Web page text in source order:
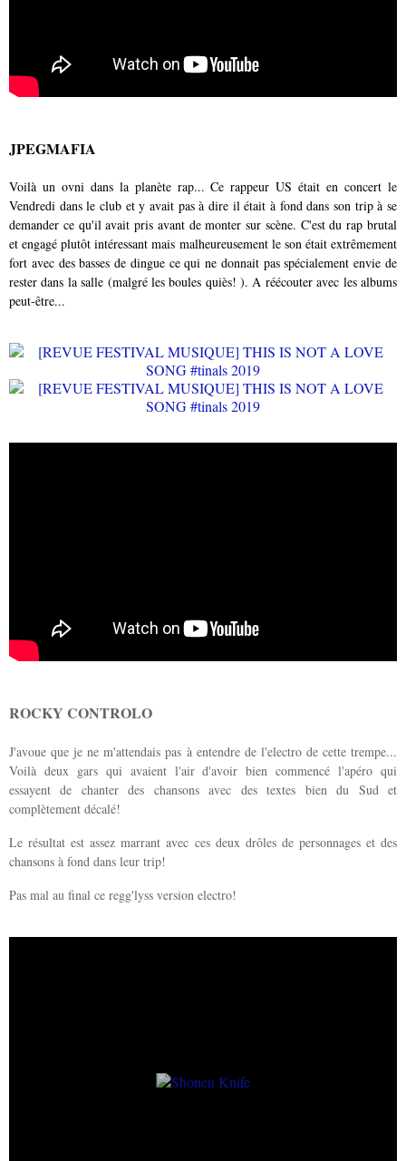
JPEGMAFIA
Voilà un ovni dans la planète rap... Ce rappeur US était en concert le
Vendredi dans le club et y avait pas à dire il était à fond dans son trip à se
demander ce qu'il avait pris avant de monter sur scène. C'est du rap brutal
et engagé plutôt intéressant mais malheureusement le son était extrêmement
fort avec des basses de dingue ce qui ne donnait pas spécialement envie de
rester dans la salle (malgré les boules quiès! ). A réécouter avec les albums
peut-être...
ROCKY CONTROLO
J'avoue que je ne m'attendais pas à entendre de l'electro de cette trempe...
Voilà deux gars qui avaient l'air d'avoir bien commencé l'apéro qui
essayent de chanter des chansons avec des textes bien du Sud et
complètement décalé!
Le résultat est assez marrant avec ces deux drôles de personnages et des
chansons à fond dans leur trip!
Pas mal au final ce regg'lyss version electro!